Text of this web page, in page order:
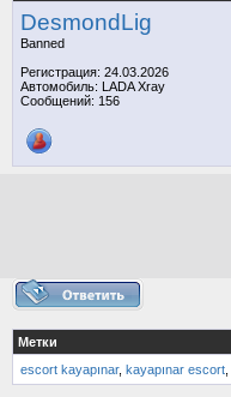
DesmondLig
Banned
Регистрация: 24.03.2026
Автомобиль: LADA Xray
Сообщений: 156
Метки
escort kayapınar, kayapınar escort